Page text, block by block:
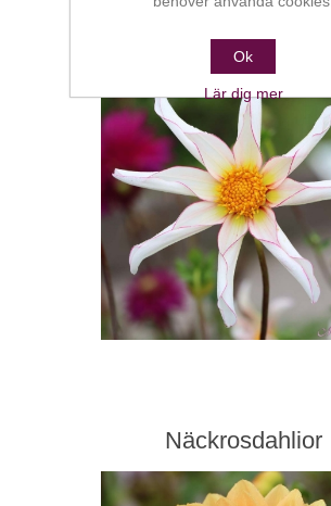
Näckrosdahlior
Ok
Lär dig mer